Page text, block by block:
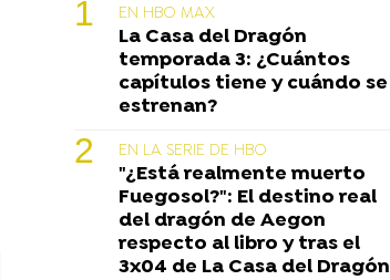
EN HBO MAX
La Casa del Dragón
temporada 3: ¿Cuántos
capítulos tiene y cuándo se
estrenan?
EN LA SERIE DE HBO
"¿Está realmente muerto
Fuegosol?": El destino real
del dragón de Aegon
respecto al libro y tras el
3x04 de La Casa del Dragón